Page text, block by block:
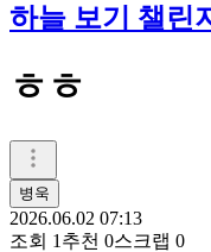
하늘 보기 챌린
ㅎㅎ
병욱
2026.06.02 07:13
조회 1 추천 0스크랩 0